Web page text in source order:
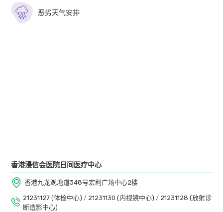
瓶起: 每瓶 $900)
微生物学检验费
医学造影费用 (如X光、超声波等)
恶劣天气安排
香港浸信会医院日间医疗中心
香港九龙观塘道348号宏利广场中心2楼
21231127 (体检中心) / 21231130 (内视镜中心) / 21231128 (放射诊
断造影中心)